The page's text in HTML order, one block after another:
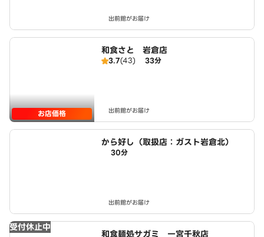
出前館がお届け
お店価格
和食さと 岩倉店
3.7(43) 33分
出前館がお届け
から好し（取扱店：ガスト岩倉北）
30分
出前館がお届け
受付休止中
和食麺処サガミ 一宮千秋店